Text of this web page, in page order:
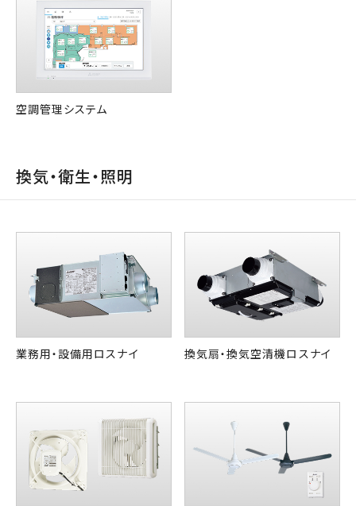
空調管理システム
換気・衛生・照明
業務用・設備用ロスナイ 換気扇・換気空清機ロスナイ